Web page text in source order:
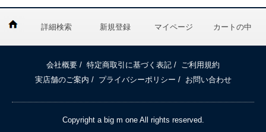
詳細検索 新規登録 マイページ カートの中
会社概要 / 特定商取引に基づく表記 / ご利用規約
実店舗のご案内 / プライバシーポリシー / お問い合わせ
Copyright a big m one All rights reserved.